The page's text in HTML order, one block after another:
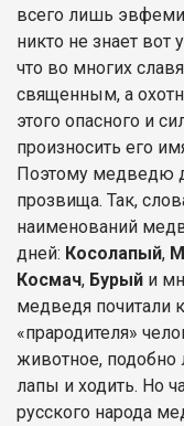
всего лишь
никто не знает вот
что во многих
священным, а
этого опасного и
произносить его
Поэтому медведю
прозвища. Так,
наименований
дней: Косолапый,
Космач, Бурый и
медведя почитали
«прародителя»
животное, подобно
лапы и ходить. Но
русского народа